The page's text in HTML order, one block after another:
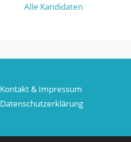
Alle Kandidaten
Kontakt & Impressum
Datenschutzerklärung